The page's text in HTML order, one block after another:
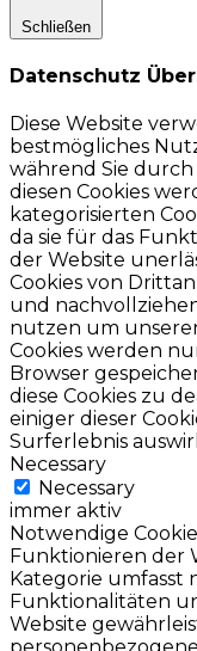
Schließen
Datenschutz
Diese Website
bestmögliches
während Sie durch
diesen Cookies
kategorisierten
da sie für das
der Website
Cookies von
und
nutzen um
Cookies werden
Browser
diese Cookies zu
einiger dieser
Surferlebnis
Necessary
Necessary
immer aktiv
Notwendige
Funktionieren der
Kategorie umfasst
Funktionalitäten
Website